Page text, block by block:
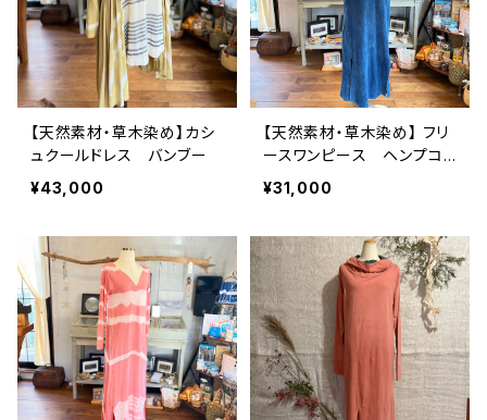
【天然素材・草木染め】カシ
ュクールドレス バンブー
¥43,000
【天然素材・草木染め】 フリ
ースワンピース ヘンプコ
ットン
¥31,000